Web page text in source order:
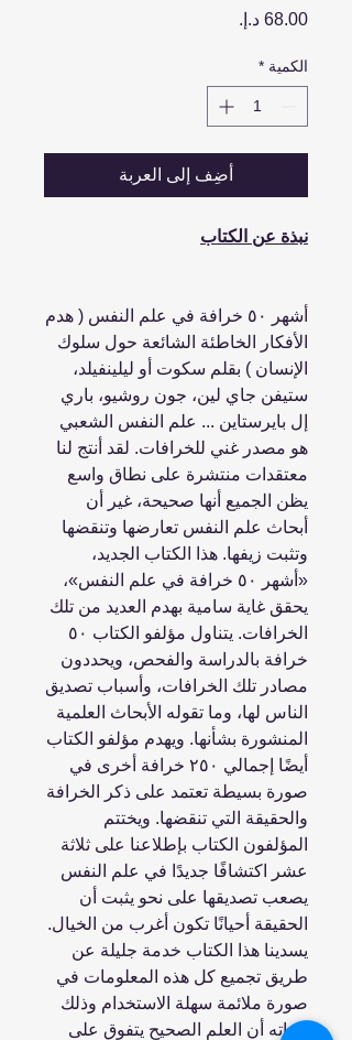
الكمية *
أضِف إلى العربة
نبذة عن الكتاب
أشهر ٥٠ خرافة في علم النفس ( هدم
الأفكار الخاطئة الشائعة حول سلوك
الإنسان ) بقلم سكوت أو ليلينفيلد،
ستيفن جاي لين، جون روشيو، باري
إل بايرستاين ... علم النفس الشعبي
هو مصدر غني للخرافات. لقد أنتج لنا
معتقدات منتشرة على نطاق واسع
يظن الجميع أنها صحيحة، غير أن
أبحاث علم النفس تعارضها وتنقضها
وتثبت زيفها. هذا الكتاب الجديد،
«أشهر ٥٠ خرافة في علم النفس»،
يحقق غاية سامية بهدم العديد من تلك
الخرافات. يتناول مؤلفو الكتاب ٥٠
خرافة بالدراسة والفحص، ويحددون
مصادر تلك الخرافات، وأسباب تصديق
الناس لها، وما تقوله الأبحاث العلمية
المنشورة بشأنها. ويهدم مؤلفو الكتاب
أيضًا إجمالي ٢٥٠ خرافة أخرى في
صورة بسيطة تعتمد على ذكر الخرافة
والحقيقة التي تنقضها. ويختتم
المؤلفون الكتاب بإطلاعنا على ثلاثة
عشر اكتشافًا جديدًا في علم النفس
يصعب تصديقها على نحو يثبت أن
الحقيقة أحيانًا تكون أغرب من الخيال.
يسدينا هذا الكتاب خدمة جليلة عن
طريق تجميع كل هذه المعلومات في
صورة ملائمة سهلة الاستخدام وذلك
بإثباته أن العلم الصحيح يتفوق على